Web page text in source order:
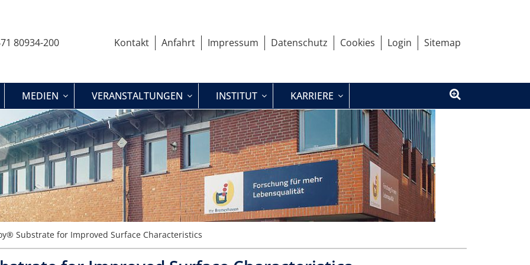
80934-200
Kontakt Anfahrt Impressum Datenschutz Cookies Login Sitemap
MEDIEN VERANSTALTUNGEN INSTITUT KARRIERE
Substrate for Improved Surface Characteristics